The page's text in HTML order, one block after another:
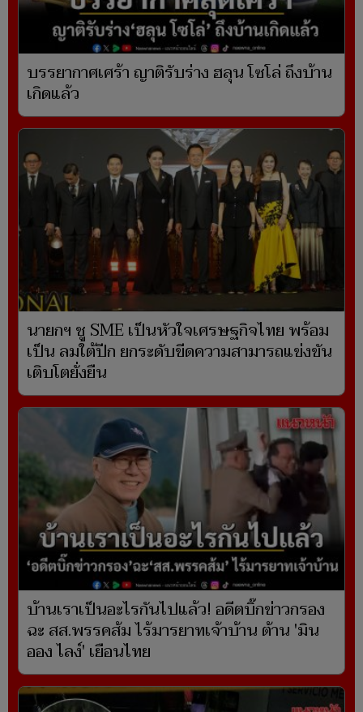
บรรยากาศเศร้า ญาติรับร่าง ฮลุน โซโล่ ถึงบ้าน
เกิดแล้ว
นายกฯ ชู SME เป็นหัวใจเศรษฐกิจไทย พร้อม
เป็น ลมใต้ปีก ยกระดับขีดความสามารถแข่งขัน
เติบโตยั่งยืน
บ้านเราเป็นอะไรกันไปแล้ว! อดีตบิ๊กข่าวกรอง
ฉะ สส.พรรคส้ม ไร้มารยาทเจ้าบ้าน ต้าน 'มิน
ออง ไลง์' เยือนไทย